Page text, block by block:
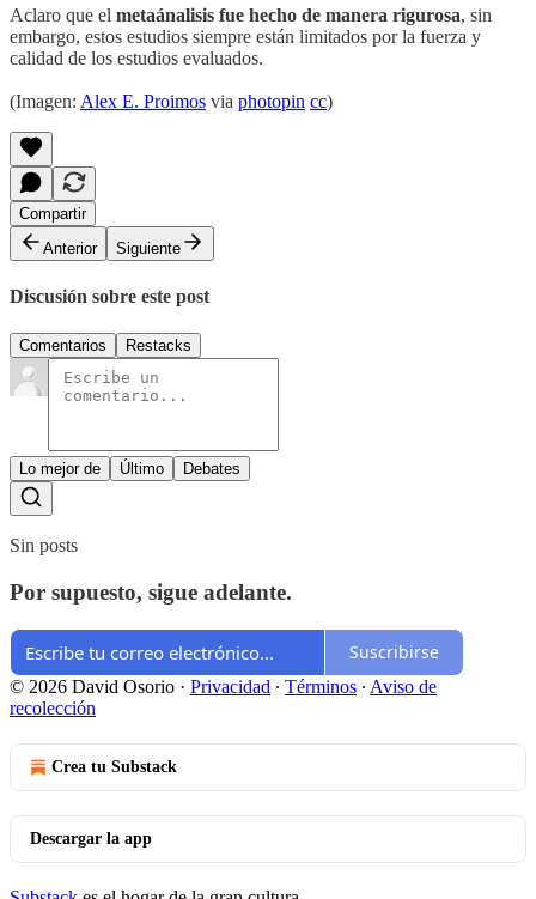
Aclaro que el metaánalisis fue hecho de manera rigurosa, sin
embargo, estos estudios siempre están limitados por la fuerza y
calidad de los estudios evaluados.
(Imagen: Alex E. Proimos via photopin cc)
Compartir
Anterior
Siguiente
Discusión sobre este post
Comentarios Restacks
Lo mejor de Último Debates
Sin posts
Por supuesto, sigue adelante.
Suscribirse
© 2026 David Osorio · Privacidad ∙ Términos ∙ Aviso de
recolección
Crea tu Substack
Descargar la app